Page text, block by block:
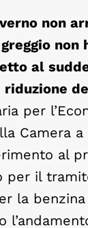
non
non
al
riduzione
per
Camera
al
per il
la